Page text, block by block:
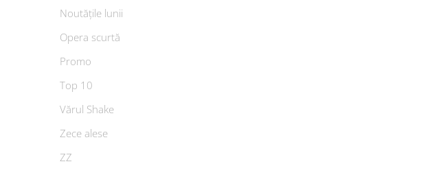
Noutățile lunii
Opera scurtă
Promo
Top 10
Vărul Shake
Zece alese
ZZ